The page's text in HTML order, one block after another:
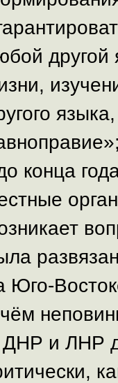
другой
конца
Юго-
и ЛНР